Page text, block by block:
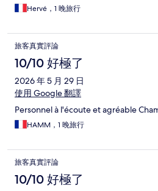
Hervé，1 晚旅行
旅客真實評論
10/10 好極了
2026 年 5 月 29 日
使用 Google 翻譯
Personnel à l'écoute et agréable
HAMM，1 晚旅行
旅客真實評論
10/10 好極了